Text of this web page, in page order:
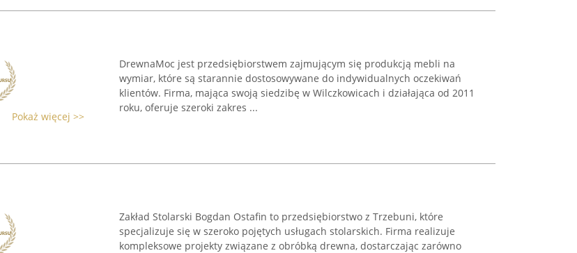
Pokaż więcej >>
DrewnaMoc jest przedsiębiorstwem zajmującym się produkcją mebli na
wymiar, które są starannie dostosowywane do indywidualnych oczekiwań
klientów. Firma, mająca swoją siedzibę w Wilczkowicach i działająca od 2011
roku, oferuje szeroki zakres ...
Zakład Stolarski Bogdan Ostafin to przedsiębiorstwo z Trzebuni, które
specjalizuje się w szeroko pojętych usługach stolarskich. Firma realizuje
kompleksowe projekty związane z obróbką drewna, dostarczając zarówno